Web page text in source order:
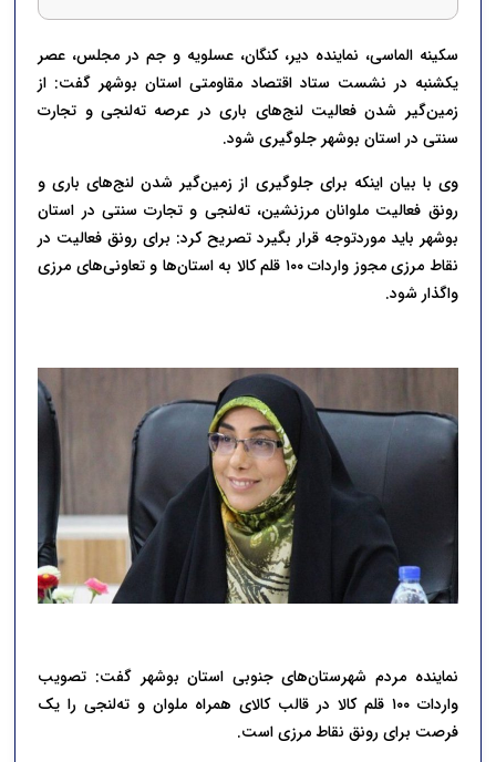
سکینه الماسی، نماینده دیر، کنگان، عسلویه و جم در مجلس، عصر
یکشنبه در نشست ستاد اقتصاد مقاومتی استان بوشهر گفت: از
زمین‌گیر شدن فعالیت لنج‌های باری در عرصه ته‌لنجی و تجارت
سنتی در استان بوشهر جلوگیری شود.
وی با بیان اینکه برای جلوگیری از زمین‌گیر شدن لنج‌های باری و
رونق فعالیت ملوانان مرزنشین، ته‌لنجی و تجارت سنتی در استان
بوشهر باید موردتوجه قرار بگیرد تصریح کرد: برای رونق فعالیت در
نقاط مرزی مجوز واردات ۱۰۰ قلم کالا به استان‌ها و تعاونی‌های مرزی
واگذار شود.
نماینده مردم شهرستان‌های جنوبی استان بوشهر گفت: تصویب
واردات ۱۰۰ قلم کالا در قالب کالای همراه ملوان و ته‌لنجی را یک
فرصت برای رونق نقاط مرزی است.